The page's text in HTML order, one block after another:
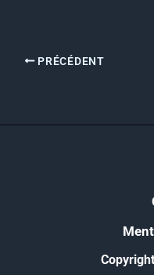
PRÉCÉDENT